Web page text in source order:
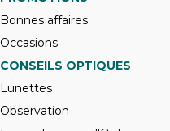
Bonnes affaires
Occasions
CONSEILS OPTIQUES
Lunettes
Observation